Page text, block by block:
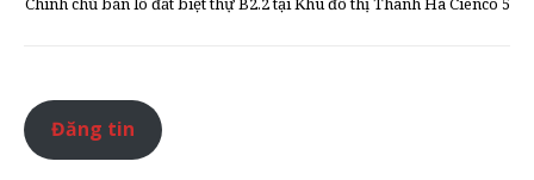
Đăng tin